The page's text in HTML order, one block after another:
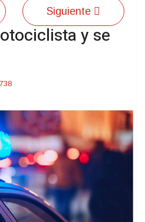
Siguiente
y se